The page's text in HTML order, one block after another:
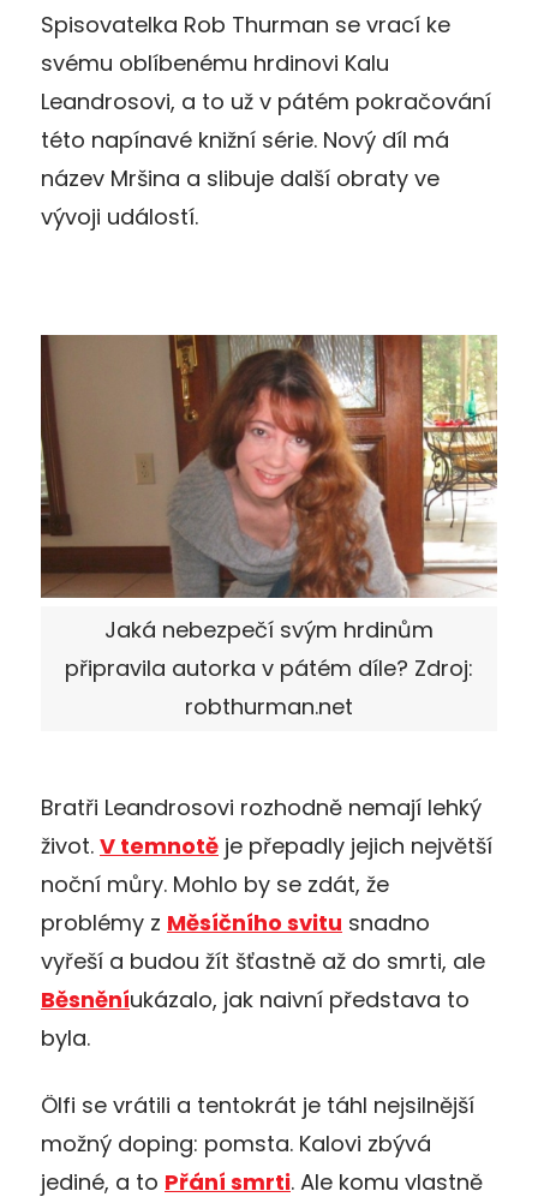
Spisovatelka Rob Thurman se vrací ke
svému oblíbenému hrdinovi Kalu
Leandrosovi, a to už v pátém pokračování
této napínavé knižní série. Nový díl má
název Mršina a slibuje další obraty ve
vývoji událostí.
Jaká nebezpečí svým hrdinům
připravila autorka v pátém díle? Zdroj:
robthurman.net
Bratři Leandrosovi rozhodně nemají lehký
život. V temnotě je přepadly jejich největší
noční můry. Mohlo by se zdát, že
problémy z Měsíčního svitu snadno
vyřeší a budou žít šťastně až do smrti, ale
Běsněníukázalo, jak naivní představa to
byla.
Ölfi se vrátili a tentokrát je táhl nejsilnější
možný doping: pomsta. Kalovi zbývá
jediné, a to Přání smrti. Ale komu vlastně